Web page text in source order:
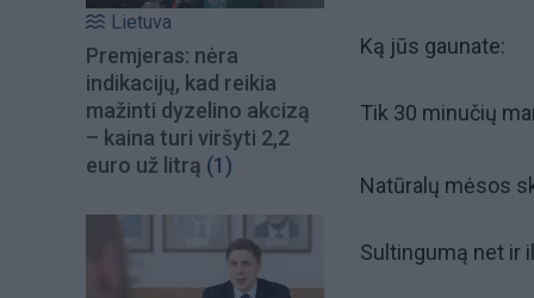
Lietuva
Premjeras: nėra
indikacijų, kad reikia
mažinti dyzelino akcizą
– kaina turi viršyti 2,2
euro už litrą (1)
Ką jūs gaunate:
Tik 30 minučių
Natūralų mėsos
Sultingumą net ir